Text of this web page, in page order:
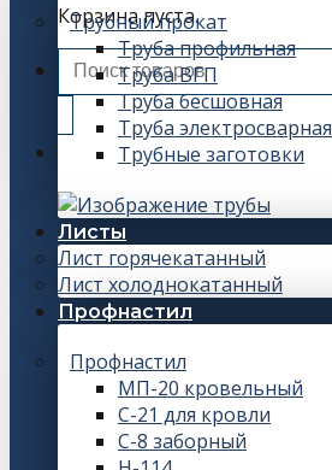
Корзина пуста.
Искать:
Трубный прокат
Труба профильная
Труба ВГП
Труба бесшовная
Труба электросварная
Трубные заготовки
Листы
Лист горячекатанный
Лист холоднокатанный
Профнастил
Профнастил
МП-20 кровельный
С-21 для кровли
С-8 заборный